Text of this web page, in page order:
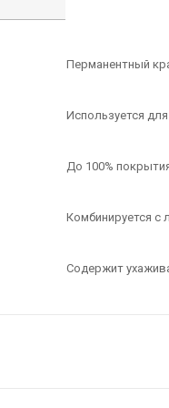
Перманентный
Используется
До 100%
Комбинируется с
Содержит